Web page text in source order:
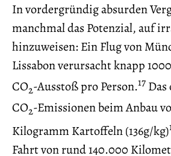
In vordergründig absurden
manchmal das Potenzial, auf
hinzuweisen: Ein Flug von
Lissabon verursacht knapp
CO2-Ausstoß pro Person.17
CO2-Emissionen beim Anbau
Kilogramm Kartoffeln (136g/kg)
Fahrt von rund 140.000